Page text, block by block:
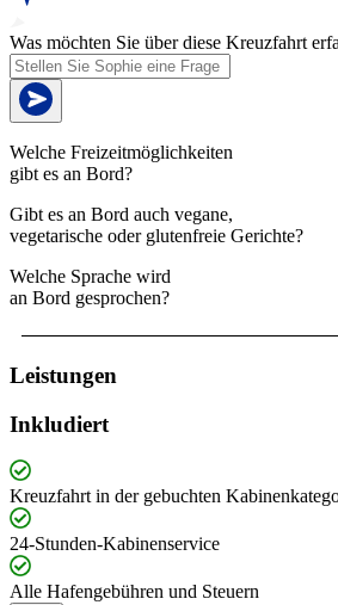
Was möchten Sie über diese Kreuzfahrt
Welche Freizeitmöglichkeiten
gibt es an Bord?
Gibt es an Bord auch vegane,
vegetarische oder glutenfreie Gerichte?
Welche Sprache wird
an Bord gesprochen?
Leistungen
Inkludiert
Kreuzfahrt in der gebuchten
24-Stunden-Kabinenservice
Alle Hafengebühren und Steuern